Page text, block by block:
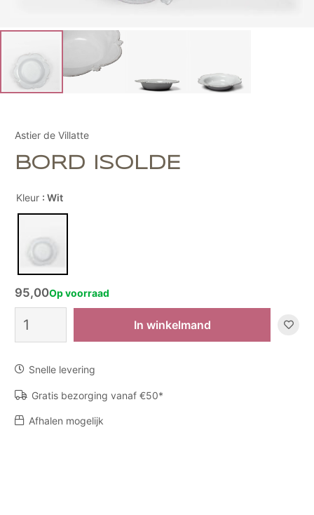
Astier de Villatte
BORD ISOLDE
Kleur : Wit
95,00Op voorraad
Isolde
aantal
In winkelmand
Snelle levering
Gratis bezorging vanaf €50*
Afhalen mogelijk